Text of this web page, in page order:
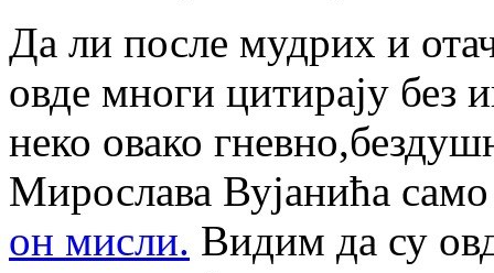
Да ли после мудрих и
овде многи цитирају без
неко овако
Мирослава Вујанића само
он мисли. Видим да су